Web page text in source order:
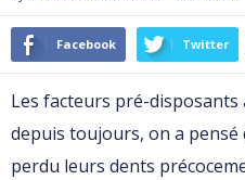
Facebook Twitter
Les facteurs pré-
depuis toujours, on a
perdu leurs dents